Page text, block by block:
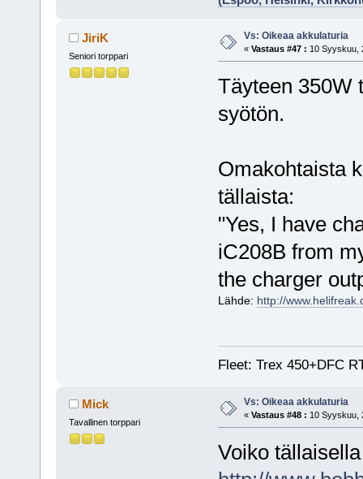
JiriK
Seniori torppari
Vs: Oikeaa akkulaturia
« Vastaus #47 : 10 Syyskuu,
Täyteen 350W
syötön.
Omakohtaista
tällaista:
"Yes, I have
iC208B from
the charger
Lähde: http://
Fleet: Trex 450+DFC
Mick
Tavallinen torppari
Vs: Oikeaa akkulaturia
« Vastaus #48 : 10 Syyskuu,
Voiko tällaisella